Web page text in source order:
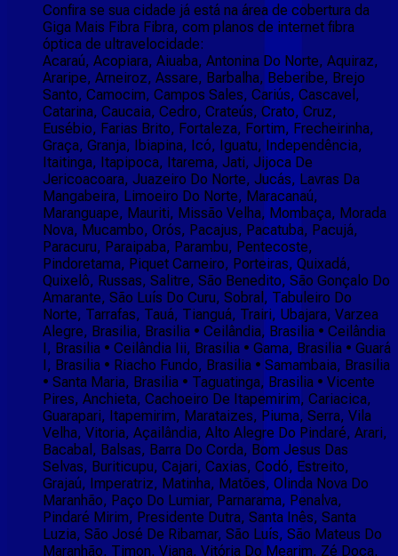
Confira se sua cidade já está na área de cobertura da
Giga Mais Fibra Fibra, com planos de internet fibra
óptica de ultravelocidade:
Acaraú, Acopiara, Aiuaba, Antonina Do Norte, Aquiraz,
Araripe, Arneiroz, Assare, Barbalha, Beberibe, Brejo
Santo, Camocim, Campos Sales, Cariús, Cascavel,
Catarina, Caucaia, Cedro, Crateús, Crato, Cruz,
Eusébio, Farias Brito, Fortaleza, Fortim, Frecheirinha,
Graça, Granja, Ibiapina, Icó, Iguatu, Independência,
Itaitinga, Itapipoca, Itarema, Jati, Jijoca De
Jericoacoara, Juazeiro Do Norte, Jucás, Lavras Da
Mangabeira, Limoeiro Do Norte, Maracanaú,
Maranguape, Mauriti, Missão Velha, Mombaça, Morada
Nova, Mucambo, Orós, Pacajus, Pacatuba, Pacujá,
Paracuru, Paraipaba, Parambu, Pentecoste,
Pindoretama, Piquet Carneiro, Porteiras, Quixadá,
Quixelô, Russas, Salitre, São Benedito, São Gonçalo Do
Amarante, São Luís Do Curu, Sobral, Tabuleiro Do
Norte, Tarrafas, Tauá, Tianguá, Trairi, Ubajara, Varzea
Alegre, Brasilia, Brasilia • Ceilândia, Brasilia • Ceilândia
I, Brasilia • Ceilândia Iii, Brasilia • Gama, Brasilia • Guará
I, Brasilia • Riacho Fundo, Brasilia • Samambaia, Brasilia
• Santa Maria, Brasilia • Taguatinga, Brasilia • Vicente
Pires, Anchieta, Cachoeiro De Itapemirim, Cariacica,
Guarapari, Itapemirim, Marataizes, Piuma, Serra, Vila
Velha, Vitoria, Açailândia, Alto Alegre Do Pindaré, Arari,
Bacabal, Balsas, Barra Do Corda, Bom Jesus Das
Selvas, Buriticupu, Cajari, Caxias, Codó, Estreito,
Grajaú, Imperatriz, Matinha, Matões, Olinda Nova Do
Maranhão, Paço Do Lumiar, Parnarama, Penalva,
Pindaré Mirim, Presidente Dutra, Santa Inês, Santa
Luzia, São José De Ribamar, São Luís, São Mateus Do
Maranhão, Timon, Viana, Vitória Do Mearim, Zé Doca,